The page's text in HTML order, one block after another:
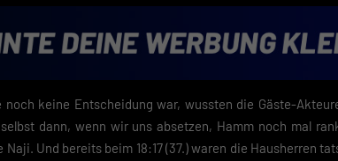
noch keine Entscheidung war, wussten die Gäste-
dann, wenn wir uns absetzen, Hamm noch mal
Und bereits beim 18:17 (37.) waren die Hausherren